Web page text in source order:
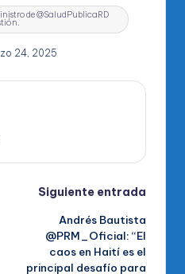
de @SaludPublicaRD
24, 2025
Siguiente entrada
Andrés Bautista
@PRM_Oficial: “El
caos en Haití es el
principal desafío para